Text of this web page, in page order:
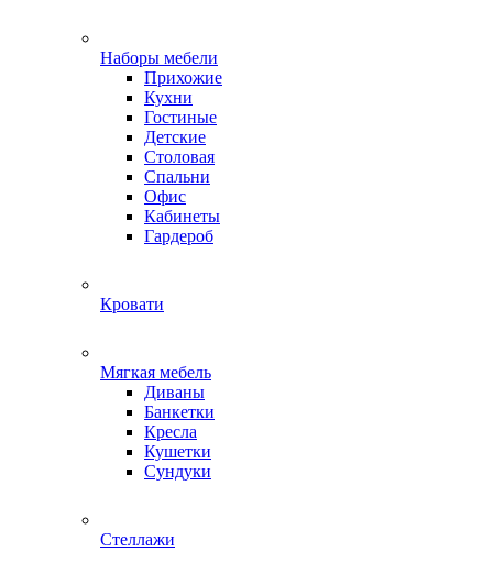
Наборы мебели
Прихожие
Кухни
Гостиные
Детские
Столовая
Спальни
Офис
Кабинеты
Гардероб
Кровати
Мягкая мебель
Диваны
Банкетки
Кресла
Кушетки
Сундуки
Стеллажи